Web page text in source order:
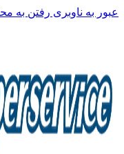
عبور به ناوبری رفتن به